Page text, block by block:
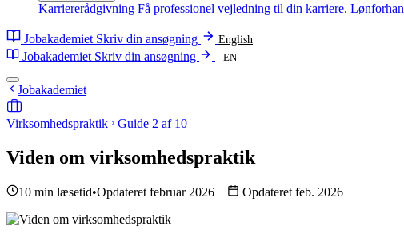
Karriererådgivning Få professionel vejledning til din karriere.
Jobakademiet Skriv din ansøgning English
Jobakademiet Skriv din ansøgning EN
Jobakademiet
Virksomhedspraktik Guide 2 af 10
Viden om virksomhedspraktik
10 min læsetid•Opdateret februar 2026 Opdateret feb. 2026